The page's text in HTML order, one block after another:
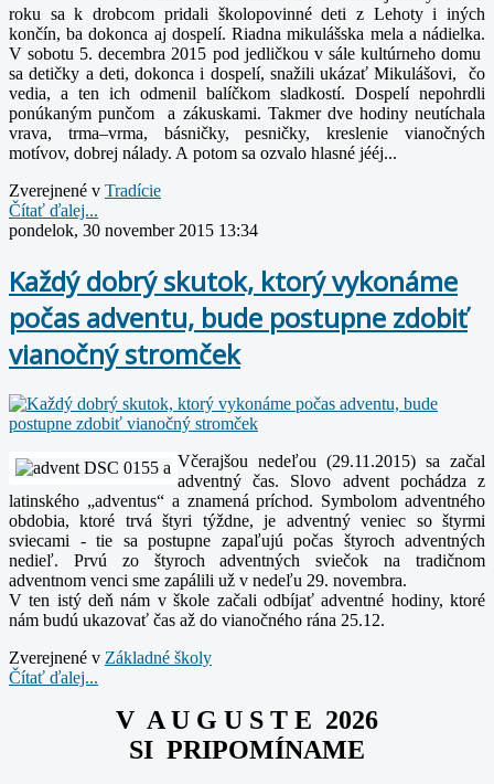
roku sa k drobcom pridali školopovinné deti z Lehoty i iných
končín, ba dokonca aj dospelí. Riadna mikulášska mela a nádielka.
V sobotu 5. decembra 2015 pod jedličkou v sále kultúrneho domu
sa detičky a deti, dokonca i dospelí, snažili ukázať Mikulášovi, čo
vedia, a ten ich odmenil balíčkom sladkostí. Dospelí nepohrdli
ponúkaným punčom a zákuskami. Takmer dve hodiny neutíchala
vrava, trma–vrma, básničky, pesničky, kreslenie vianočných
motívov, dobrej nálady. A potom sa ozvalo hlasné jééj...
Zverejnené v Tradície
Čítať ďalej...
pondelok, 30 november 2015 13:34
Každý dobrý skutok, ktorý vykonáme
počas adventu, bude postupne zdobiť
vianočný stromček
Včerajšou nedeľou (29.11.2015) sa začal
adventný čas. Slovo advent pochádza z
latinského „adventus“ a znamená príchod. Symbolom adventného
obdobia, ktoré trvá štyri týždne, je adventný veniec so štyrmi
sviecami - tie sa postupne zapaľujú počas štyroch adventných
nedieľ. Prvú zo štyroch adventných sviečok na tradičnom
adventnom venci sme zapálili už v nedeľu 29. novembra.
V ten istý deň nám v škole začali odbíjať adventné hodiny, ktoré
nám budú ukazovať čas až do vianočného rána 25.12.
Zverejnené v Základné školy
Čítať ďalej...
V A U G U S T E 2026
SI PRIPOMÍNAME